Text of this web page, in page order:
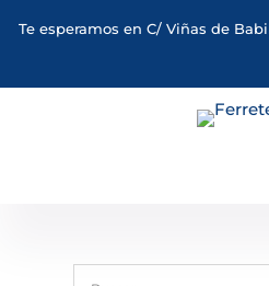
Te esperamos en C/ Viñas de